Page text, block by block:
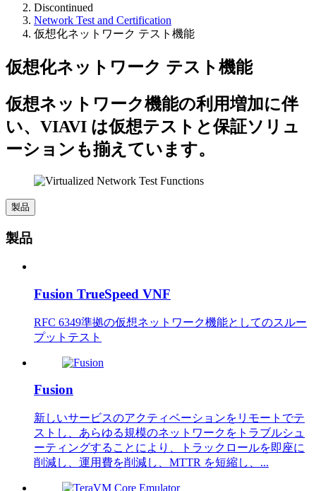
Discontinued
Network Test and Certification
仮想化ネットワーク テスト機能
仮想化ネットワーク テスト機能
仮想ネットワーク機能の利用増加に伴
い、VIAVI は仮想テストと保証ソリュ
ーションも揃えています。
製品
製品
Fusion TrueSpeed VNF
RFC 6349準拠の仮想ネットワーク機能としてのスルー
プットテスト
Fusion
新しいサービスのアクティベーションをリモートでテ
ストし、あらゆる規模のネットワークをトラブルシュ
ーティングすることにより、トラックロールを即座に
削減し、運用費を削減し、MTTR を短縮し、...